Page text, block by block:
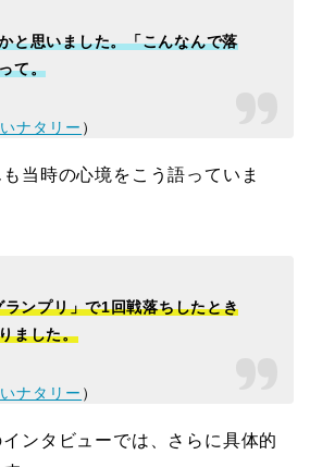
と思いました。「こんなんで落
て。
ナタリー ）
当時の心境をこう語っていま
ンプリ」で1回戦落ちしたとき
ました。
ナタリー ）
ンタビューでは、さらに具体的